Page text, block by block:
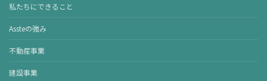
私たちにできること
Assteの強み
不動産事業
建設事業